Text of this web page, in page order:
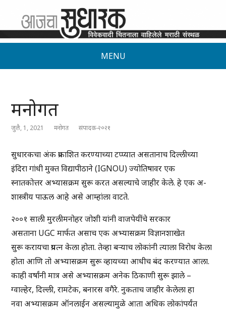
MENU
मनोगत
जुलै, 1, 2021 मनोगत संपादक-२०२१
सुधारकचा अंक प्रकाशित करण्याच्या टप्प्यात असतानाच दिल्लीच्या
इंदिरा गांधी मुक्त विद्यापीठाने (IGNOU) ज्योतिषावर एक
स्नातकोत्तर अभ्यासक्रम सुरू करत असल्याचे जाहीर केले. हे एक अ-
शास्त्रीय पाऊल आहे असे आम्हांला वाटते.
२००१ साली मुरलीमनोहर जोशी यांनी वाजपेयींचे सरकार
असताना UGC मार्फत असाच एक अभ्यासक्रम विज्ञानशाखेत
सुरू करायचा प्रयत्न केला होता. तेव्हा बऱ्याच लोकांनी त्याला विरोध केला
होता आणि तो अभ्यासक्रम सुरू व्हायच्या आधीच बंद करण्यात आला.
काही वर्षांनी मात्र असे अभ्यासक्रम अनेक ठिकाणी सुरू झाले –
ग्वाल्हेर, दिल्ली, रामटेक, बनारस वगैरे. नुकताच जाहीर केलेला हा
नवा अभ्यासक्रम ऑनलाईन असल्यामुळे आता अधिक लोकांपर्यंत